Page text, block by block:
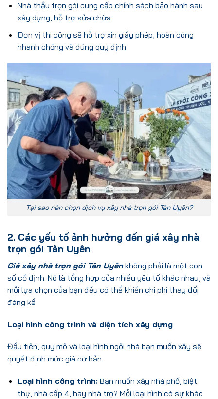
Nhà thầu trọn gói cung cấp chính sách bảo hành sau
xây dựng, hỗ trợ sửa chữa
Đơn vị thi công sẽ hỗ trợ xin giấy phép, hoàn công
nhanh chóng và đúng quy định
Tại sao nên chọn dịch vụ xây nhà trọn gói Tân Uyên?
2. Các yếu tố ảnh hưởng đến giá xây nhà
trọn gói Tân Uyên
Giá xây nhà trọn gói Tân Uyên không phải là một con
số cố định. Nó là tổng hợp của nhiều yếu tố khác nhau, và
mỗi lựa chọn của bạn đều có thể khiến chi phí thay đổi
đáng kể
Loại hình công trình và diện tích xây dựng
Đầu tiên, quy mô và loại hình ngôi nhà bạn muốn xây sẽ
quyết định mức giá cơ bản.
Loại hình công trình:Bạn muốn xây nhà phố, biệt
thự, nhà cấp 4, hay nhà trọ? Mỗi loại hình có sự khác